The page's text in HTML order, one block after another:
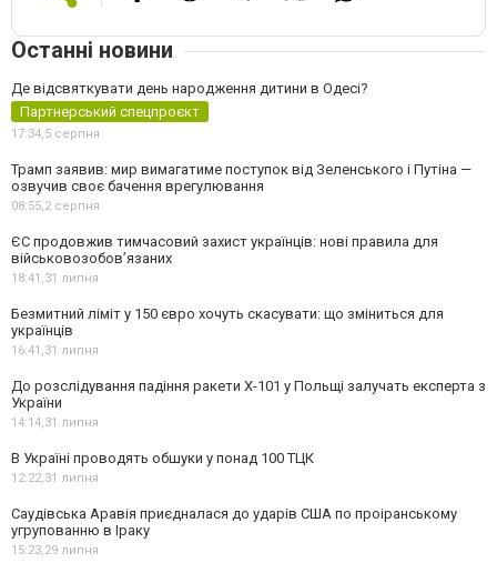
Останні новини
Де відсвяткувати день народження дитини в Одесі?
Партнерський спецпроєкт
17:34,5 серпня
Трамп заявив: мир вимагатиме поступок від Зеленського і Путіна —
озвучив своє бачення врегулювання
08:55,2 серпня
ЄС продовжив тимчасовий захист українців: нові правила для
військовозобов’язаних
18:41,31 липня
Безмитний ліміт у 150 євро хочуть скасувати: що зміниться для
українців
16:41,31 липня
До розслідування падіння ракети Х-101 у Польщі залучать експерта з
України
14:14,31 липня
В Україні проводять обшуки у понад 100 ТЦК
12:22,31 липня
Саудівська Аравія приєдналася до ударів США по проіранському
угрупованню в Іраку
15:23,29 липня